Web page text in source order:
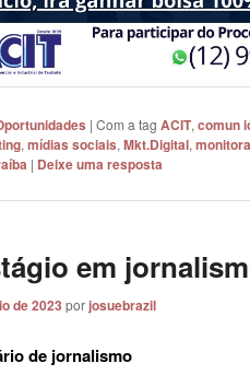
| Com a tag ACIT, comun
, mídias sociais, Mkt.Digital,
| Deixe uma resposta
em
de 2023 porjosuebrazil
de jornalismo